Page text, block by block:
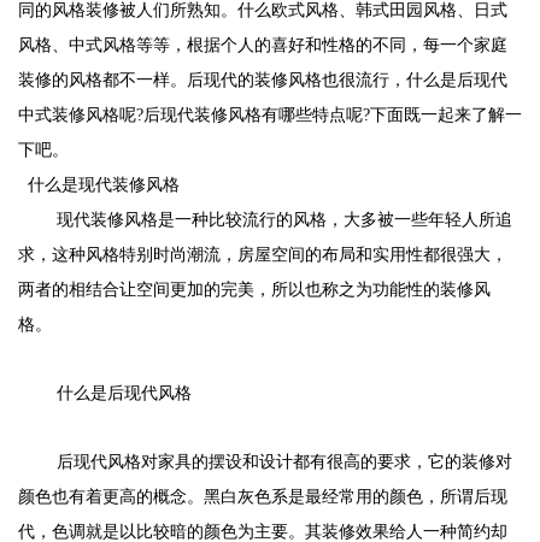
同的风格装修被人们所熟知。什么欧式风格、韩式田园风格、日式
风格、中式风格等等，根据个人的喜好和性格的不同，每一个家庭
装修的风格都不一样。后现代的装修风格也很流行，什么是后现代
中式装修风格呢?后现代装修风格有哪些特点呢?下面既一起来了解一
下吧。
什么是现代装修风格
现代装修风格是一种比较流行的风格，大多被一些年轻人所追
求，这种风格特别时尚潮流，房屋空间的布局和实用性都很强大，
两者的相结合让空间更加的完美，所以也称之为功能性的装修风
格。
什么是后现代风格
后现代风格对家具的摆设和设计都有很高的要求，它的装修对
颜色也有着更高的概念。黑白灰色系是最经常用的颜色，所谓后现
代，色调就是以比较暗的颜色为主要。其装修效果给人一种简约却